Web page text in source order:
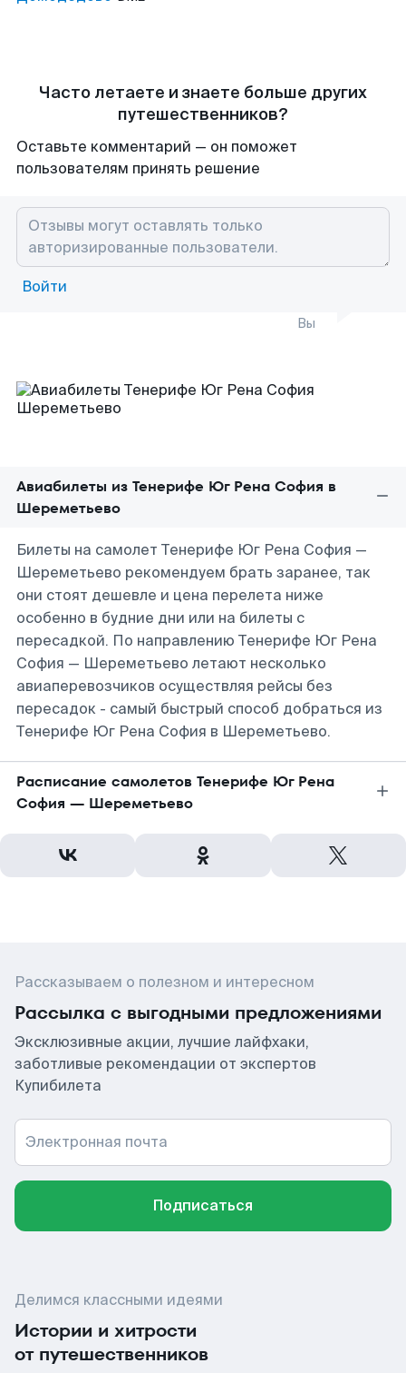
Часто летаете и знаете больше других
путешественников?
Оставьте комментарий — он поможет
пользователям принять решение
Войти
Вы
Авиабилеты из Тенерифе Юг Рена София в
Шереметьево
Билеты на самолет Тенерифе Юг Рена София —
Шереметьево рекомендуем брать заранее, так
они стоят дешевле и цена перелета ниже
особенно в будние дни или на билеты с
пересадкой. По направлению Тенерифе Юг Рена
София — Шереметьево летают несколько
авиаперевозчиков осуществляя рейсы без
пересадок - самый быстрый способ добраться из
Тенерифе Юг Рена София в Шереметьево.
Расписание самолетов Тенерифе Юг Рена
София — Шереметьево
Рассказываем о полезном и интересном
Рассылка с выгодными предложениями
Эксклюзивные акции, лучшие лайфхаки,
заботливые рекомендации от экспертов
Купибилета
Электронная почта
Подписаться
Делимся классными идеями
Истории и хитрости
от путешественников